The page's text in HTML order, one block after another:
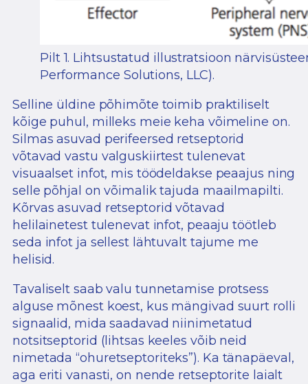
Pilt 1. Lihtsustatud illustratsioon
Performance Solutions, LLC).
Selline üldine põhimõte toimib praktiliselt
kõige puhul, milleks meie keha võimeline on.
Silmas asuvad perifeersed retseptorid
võtavad vastu valguskiirtest tulenevat
visuaalset infot, mis töödeldakse peaajus ning
selle põhjal on võimalik tajuda maailmapilti.
Kõrvas asuvad retseptorid võtavad
helilainetest tulenevat infot, peaaju töötleb
seda infot ja sellest lähtuvalt tajume me
helisid.
Tavaliselt saab valu tunnetamise protsess
alguse mõnest koest, kus mängivad suurt rolli
signaalid, mida saadavad niinimetatud
notsitseptorid (lihtsas keeles võib neid
nimetada “ohuretseptoriteks”). Ka tänapäeval,
aga eriti vanasti, on nende retseptorite laialt